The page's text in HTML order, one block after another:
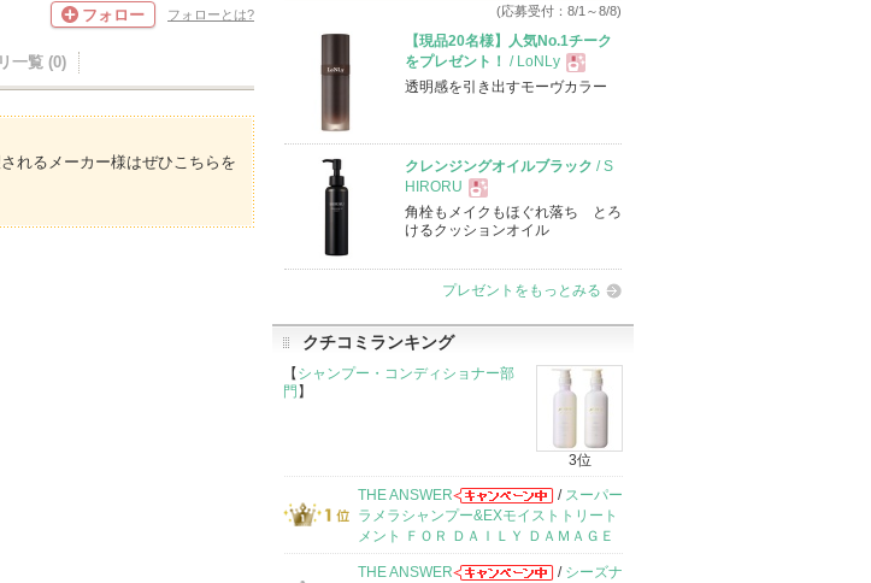
フォロー フォローとは?
一覧 (0)
れるメーカー様はぜひこちらを
(応募受付：8/1～8/8)
【現品20名様】人気No.1チーク
をプレゼント！
/ LoNLy
現
透明感を引き出すモーヴカラー
クレンジングオイルブラック / S
HIRORU
現
品
角栓もメイクもほぐれ落ち とろ
けるクッションオイル
プレゼントをもっとみる
クチコミランキング
【 シャンプー・コンディショナー部
門 】
3位
THE ANSWER / スーパー
ラメラシャンプー&EXモイストトリート
メント ＦＯＲ ＤＡＩＬＹ ＤＡＭＡＧＥ
THE ANSWER / シーズナ